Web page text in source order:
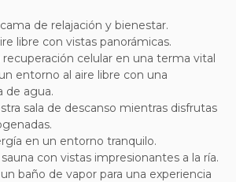
de relajación y bienestar.
libre con vistas panorámicas.
celular en una terma vital
entorno al aire libre con una
de agua.
sala de descanso mientras disfrutas
en un entorno tranquilo.
con vistas impresionantes a la ría.
baño de vapor para una experiencia